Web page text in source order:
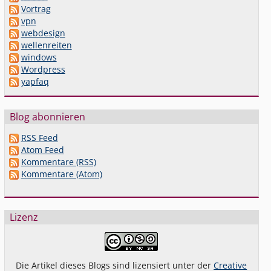
Vortrag
vpn
webdesign
wellenreiten
windows
Wordpress
yapfaq
Blog abonnieren
RSS Feed
Atom Feed
Kommentare (RSS)
Kommentare (Atom)
Lizenz
Die Artikel dieses Blogs sind lizensiert unter derCreative